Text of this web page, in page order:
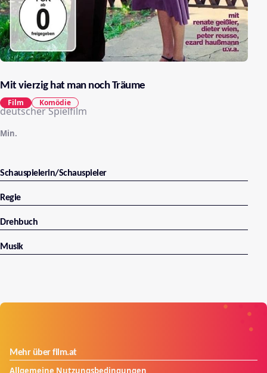
Mit vierzig hat man noch Träume
deutscher Spielfilm
Min.
Film Komödie
Schauspielerin/Schauspieler
Regie
Drehbuch
Musik
Mehr über film.at
Allgemeine Nutzungsbedingungen